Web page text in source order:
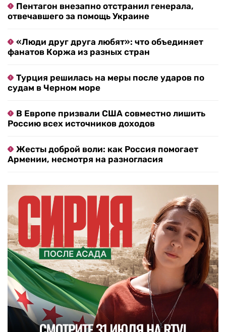
Пентагон внезапно отстранил генерала,
отвечавшего за помощь Украине
«Люди друг друга любят»: что объединяет
фанатов Коржа из разных стран
Турция решилась на меры после ударов по
судам в Черном море
В Европе призвали США совместно лишить
Россию всех источников доходов
Жесты доброй воли: как Россия помогает
Армении, несмотря на разногласия